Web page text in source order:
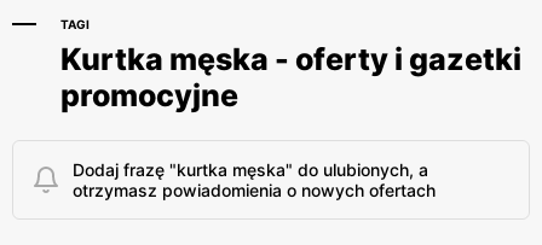
TAGI
Kurtka męska - oferty i gazetki
promocyjne
Dodaj frazę "kurtka męska" do ulubionych, a
otrzymasz powiadomienia o nowych ofertach